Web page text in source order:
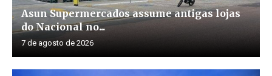
Asun Supermercados assume antigas lojas
do Nacional no...
7 de agosto de 2026